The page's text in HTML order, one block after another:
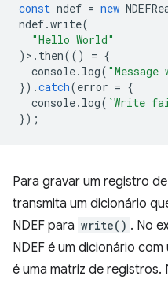
const ndef = new
ndef.write(
"Hello World"
)>. then(() = {
console. log(
}).catch(error = {
console. log( `Write
});
Para gravar um registro
transmita um dicionário
NDEF para write() . No
NDEF é um dicionário com
é uma matriz de registros.